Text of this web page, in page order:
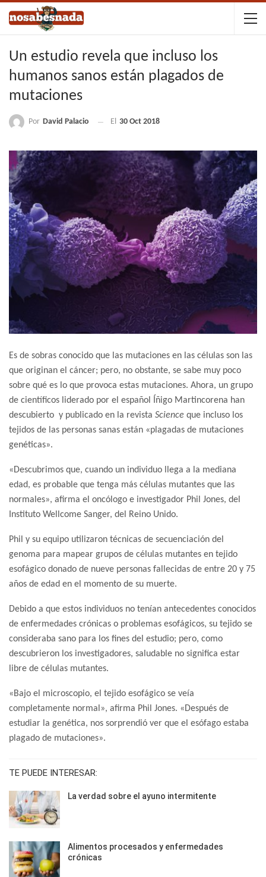
Un estudio revela que incluso los
humanos sanos están plagados de
mutaciones
Por David Palacio El 30 Oct 2018
Es de sobras conocido que las mutaciones en las células son las
que originan el cáncer; pero, no obstante, se sabe muy poco
sobre qué es lo que provoca estas mutaciones. Ahora, un grupo
de científicos liderado por el español Íñigo Martincorena han
descubierto y publicado en la revista Science que incluso los
tejidos de las personas sanas están «plagadas de mutaciones
genéticas».
«Descubrimos que, cuando un individuo llega a la mediana
edad, es probable que tenga más células mutantes que las
normales», afirma el oncólogo e investigador Phil Jones, del
Instituto Wellcome Sanger, del Reino Unido.
Phil y su equipo utilizaron técnicas de secuenciación del
genoma para mapear grupos de células mutantes en tejido
esofágico donado de nueve personas fallecidas de entre 20 y 75
años de edad en el momento de su muerte.
Debido a que estos individuos no tenían antecedentes conocidos
de enfermedades crónicas o problemas esofágicos, su tejido se
consideraba sano para los fines del estudio; pero, como
descubrieron los investigadores, saludable no significa estar
libre de células mutantes.
«Bajo el microscopio, el tejido esofágico se veía
completamente normal», afirma Phil Jones. «Después de
estudiar la genética, nos sorprendió ver que el esófago estaba
plagado de mutaciones».
TE PUEDE INTERESAR:
La verdad sobre el ayuno intermitente
Alimentos procesados y enfermedades
crónicas